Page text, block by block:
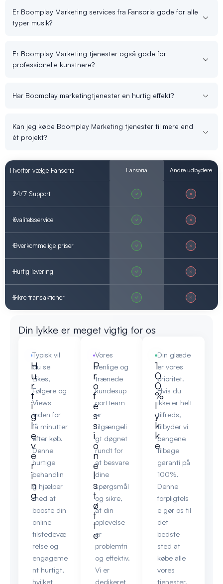
Er Boomplay Marketing services fra Fansoria gode for alle
typer musik?
Er Boomplay Marketing tjenester også gode for
professionelle kunstnere?
Har Boomplay marketingtjenester en hurtig effekt?
Kan jeg købe Boomplay Marketing tjenester til mere end
ét projekt?
Hvorfor vælge Fansoria Fansoria Andre udbydere
24/7 Support
Kvalitetsservice
Overkommelige priser
Hurtig levering
Sikre transaktioner
Din lykke er meget vigtig for os
H
u
r
t
i
g
l
e
v
e
r
i
n
g
Typisk vil
du se
Likes,
Følgere og
Views
inden for
få minutter
efter køb.
Denne
hurtige
behandlin
g hjælper
med at
booste din
online
tilstedevæ
relse og
engageme
nt hurtigt,
hvilket
P
r
o
f
e
s
s
i
o
n
e
l
s
t
ø
t
t
e
Vores
venlige og
trænede
kundesup
portteam
er
tilgængeli
gt døgnet
rundt for
at besvare
dine
spørgsmål
og sikre,
at din
oplevelse
er
problemfri
og effektiv.
Vi er
dedikeret
1
0
0
%
l
y
k
k
e
Din glæde
er vores
prioritet.
Hvis du
ikke er helt
tilfreds,
tilbyder vi
pengene
tilbage
garanti på
100%.
Denne
forpligtels
e gør os til
det
bedste
sted at
købe alle
vores
tjenester.